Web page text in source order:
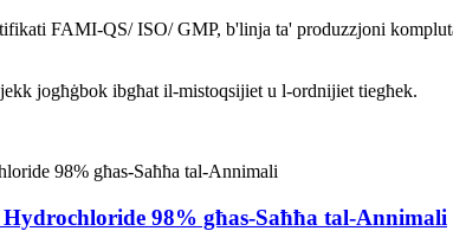
FAMI-QS/ ISO/ GMP, b'linja ta' produzzjoni
jogħġbok ibgħat il-mistoqsijiet u l-ordnijiet tiegħek.
98% għas-Saħħa tal-Annimali